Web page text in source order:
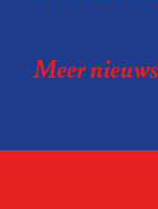
uitbrengen.
Meer